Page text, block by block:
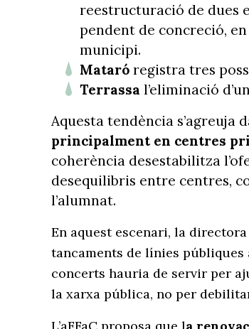
reestructuració de dues
pendent de concreció,
municipi.
Mataró registra tres
Terrassa l’eliminació
Aquesta tendència s’agreuja
principalment en centres
coherència desestabilitza
desequilibris entre centres,
l’alumnat.
En aquest escenari, la
tancaments de línies públiques
concerts hauria de servir per
la xarxa pública, no per